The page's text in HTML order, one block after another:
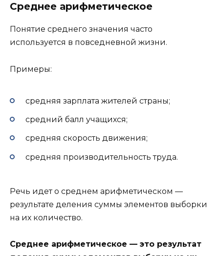
Среднее арифметическое
Понятие среднего значения часто
используется в повседневной жизни.
Примеры:
средняя зарплата жителей страны;
средний балл учащихся;
средняя скорость движения;
средняя производительность труда.
Речь идет о среднем арифметическом —
результате деления суммы элементов выборки
на их количество.
Среднее арифметическое — это результат